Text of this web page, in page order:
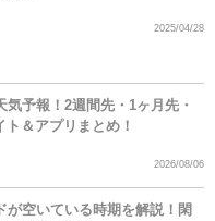
2025/04/28
気予報！2週間先・1ヶ月先・
＆アプリまとめ！
2026/08/06
が空いている時期を解説！閑